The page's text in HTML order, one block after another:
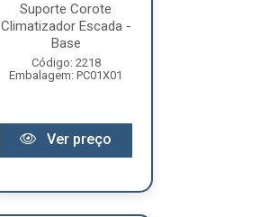
Suporte Corote
Climatizador Escada -
Base
Código: 2218
Embalagem: PC01X01
Ver preço